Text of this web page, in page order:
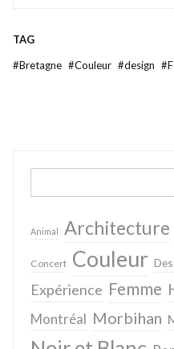
TAG
#Bretagne #Couleur #design #
Search
Animal Architecture
Concert Couleur
Expérience Femme
Montréal Morbihan